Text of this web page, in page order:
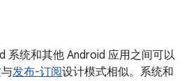
系统和其他 Android 应用之间可以
发布-订阅设计模式相似。系统和